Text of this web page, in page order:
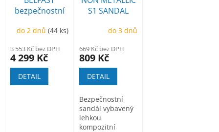
bezpečnostní
ANTICUT
do 2 dnů(44 ks)
3 553 Kč bez DPH
4 299 Kč
DETAIL
S1 SANDAL
do 3 dnů
669 Kč bez DPH
809 Kč
DETAIL
Bezpečnostní
sandál vybavený
lehkou
kompozitní